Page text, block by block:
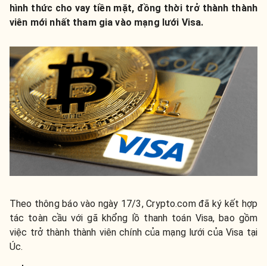
hình thức cho vay tiền mặt, đồng thời trở thành thành
viên mới nhất tham gia vào mạng lưới Visa.
Theo thông báo vào ngày 17/3, Crypto.com đã ký kết hợp
tác toàn cầu với gã khổng lồ thanh toán Visa, bao gồm
việc trở thành thành viên chính của mạng lưới của Visa tại
Úc.